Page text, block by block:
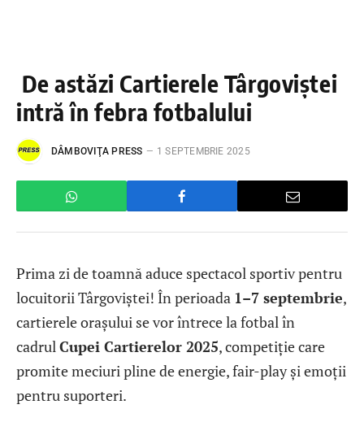
De astăzi Cartierele Târgoviștei
intră în febra fotbalului
DÂMBOVIŢA PRESS 1 SEPTEMBRIE 2025
Prima zi de toamnă aduce spectacol sportiv pentru
locuitorii Târgoviștei! În perioada 1–7 septembrie,
cartierele orașului se vor întrece la fotbal în
cadrulCupei Cartierelor 2025, competiție care
promite meciuri pline de energie, fair-play și emoții
pentru suporteri.